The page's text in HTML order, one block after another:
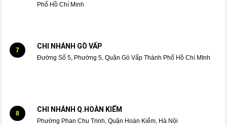
Phố Hồ Chí Minh
7 CHI NHÁNH GÒ VẤP
Đường Số 5, Phường 5, Quận Gò Vấp Thành Phố Hồ Chí MInh
8 CHI NHÁNH Q.HOÀN KIẾM
Phường Phan Chu Trinh, Quận Hoàn Kiếm, Hà Nội